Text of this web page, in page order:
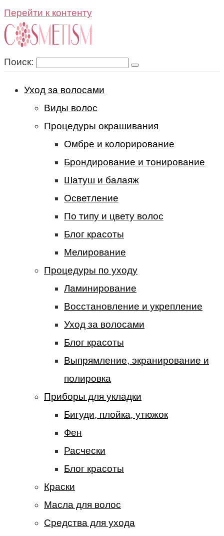
Перейти к контенту
Поиск:
Уход за волосами
Виды волос
Процедуры окрашивания
Омбре и колорирование
Брондирование и тонирование
Шатуш и балаяж
Осветление
По типу и цвету волос
Блог красоты
Мелирование
Процедуры по уходу
Ламинирование
Восстановление и укрепление
Уход за волосами
Блог красоты
Выпрямление, экранирование и
полировка
Приборы для укладки
Бигуди, плойка, утюжок
Фен
Расчески
Блог красоты
Краски
Масла для волос
Средства для ухода